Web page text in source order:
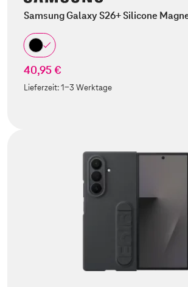
Samsung Galaxy S26+ Silicone
40,95 €
Lieferzeit:1-3 Werktage